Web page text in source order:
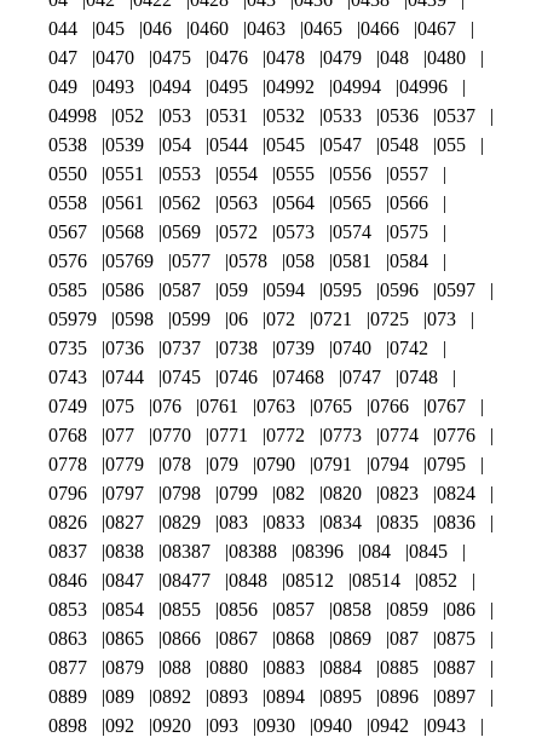
044
045 046 0460 0463 0465 0466
0467
047
0470 0475 0476 0478 0479 048
0480
049
0493 0494 0495 04992 04994
04996
04998
052 053 0531 0532 0533 0536
0537
0538
0539 054 0544 0545 0547 0548
055
0550
0551 0553 0554 0555 0556
0557
0558
0561 0562 0563 0564 0565
0566
0567
0568 0569 0572 0573 0574
0575
0576
05769 0577 0578 058 0581
0584
0585
0586 0587 059 0594 0595 0596
0597
05979
0598 0599 06 072 0721 0725
073
0735
0736 0737 0738 0739 0740
0742
0743
0744 0745 0746 07468 0747
0748
0749
075 076 0761 0763 0765 0766
0767
0768
077 0770 0771 0772 0773 0774
0776
0778
0779 078 079 0790 0791 0794
0795
0796
0797 0798 0799 082 0820 0823
0824
0826
0827 0829 083 0833 0834 0835
0836
0837
0838 08387 08388 08396 084
0845
0846
0847 08477 0848 08512 08514
0852
0853
0854 0855 0856 0857 0858 0859
086
0863
0865 0866 0867 0868 0869 087
0875
0877
0879 088 0880 0883 0884 0885
0887
0889
089 0892 0893 0894 0895 0896
0897
0898
092 0920 093 0930 0940 0942
0943